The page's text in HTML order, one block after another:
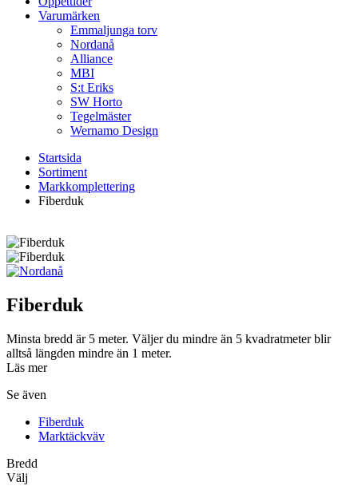
Varumärken
Emmaljunga torv
Nordanå
Alliance
MBI
S:t Eriks
SW Horto
Tegelmäster
Wernamo Design
Startsida
Sortiment
Markkomplettering
Fiberduk
Fiberduk
Minsta bredd är 5 meter. Väljer du mindre än 5 kvadratmeter blir
alltså längden mindre än 1 meter.
Läs mer
Se även
Fiberduk
Marktäckväv
Bredd
Välj